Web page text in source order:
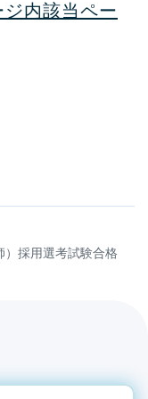
内該当ペー
）採用選考試験合格